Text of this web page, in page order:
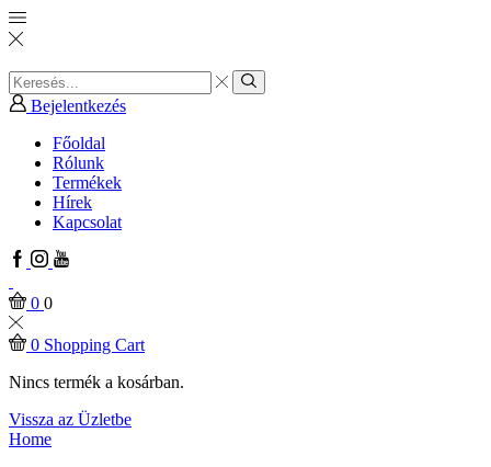
Search
input
Search
Bejelentkezés
Főoldal
Rólunk
Termékek
Hírek
Kapcsolat
Facebook
Instagram
Youtube
0 0
0 Shopping Cart
Nincs termék a kosárban.
Vissza az Üzletbe
Home